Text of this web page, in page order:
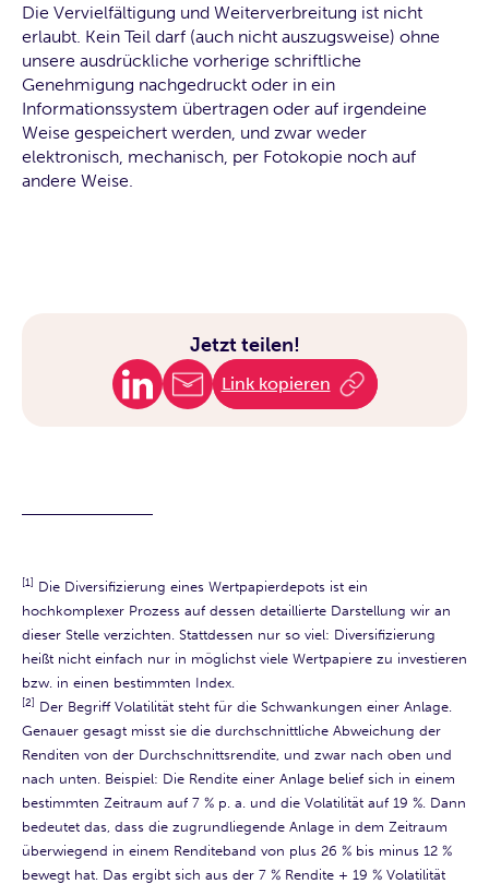
Die Vervielfältigung und Weiterverbreitung ist nicht
erlaubt. Kein Teil darf (auch nicht auszugsweise) ohne
unsere ausdrückliche vorherige schriftliche
Genehmigung nachgedruckt oder in ein
Informationssystem übertragen oder auf irgendeine
Weise gespeichert werden, und zwar weder
elektronisch, mechanisch, per Fotokopie noch auf
andere Weise.
Jetzt teilen!
Link kopieren
[1] Die Diversifizierung eines Wertpapierdepots ist ein
hochkomplexer Prozess auf dessen detaillierte Darstellung wir an
dieser Stelle verzichten. Stattdessen nur so viel: Diversifizierung
heißt nicht einfach nur in möglichst viele Wertpapiere zu investieren
bzw. in einen bestimmten Index.
[2] Der Begriff Volatilität steht für die Schwankungen einer Anlage.
Genauer gesagt misst sie die durchschnittliche Abweichung der
Renditen von der Durchschnittsrendite, und zwar nach oben und
nach unten. Beispiel: Die Rendite einer Anlage belief sich in einem
bestimmten Zeitraum auf 7 % p. a. und die Volatilität auf 19 %. Dann
bedeutet das, dass die zugrundliegende Anlage in dem Zeitraum
überwiegend in einem Renditeband von plus 26 % bis minus 12 %
bewegt hat. Das ergibt sich aus der 7 % Rendite + 19 % Volatilität